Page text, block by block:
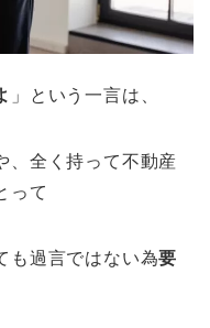
」という一言は、
、全く持って不動産
って
も過言ではない為要